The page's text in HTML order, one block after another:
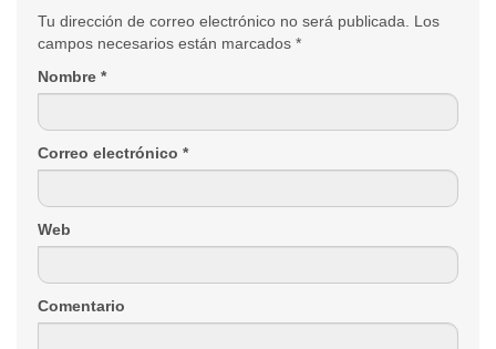
Tu dirección de correo electrónico no será publicada. Los
campos necesarios están marcados *
Nombre *
Correo electrónico *
Web
Comentario